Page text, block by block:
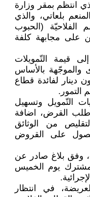
‏انتظم بمقر وزارة
بلعاتي، والذي
‏‏(الحبوب
على مجابهة كلفة
‏قيمة التّمويلات
والموجّهة بالأساس
الفلاحين والبالغة 17 مليون ‏دينار لفائدة قطاع
‏التّمويل وتسهيل
طلب القرض، اضافة
من الوثائق
على ‏القروض
‏وفق بلاغ صادر عن
مشترك يوم الخميس
‏في انتظار